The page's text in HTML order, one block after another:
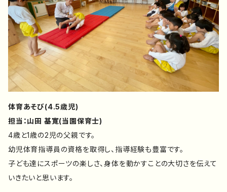
体育あそび(4.5歳児)
担当：山田 基寛(当園保育士)
4歳と1歳の2児の父親です。
幼児体育指導員の資格を取得し、指導経験も豊富です。
子ども達にスポーツの楽しさ、身体を動かすことの大切さを伝えて
いきたいと思います。